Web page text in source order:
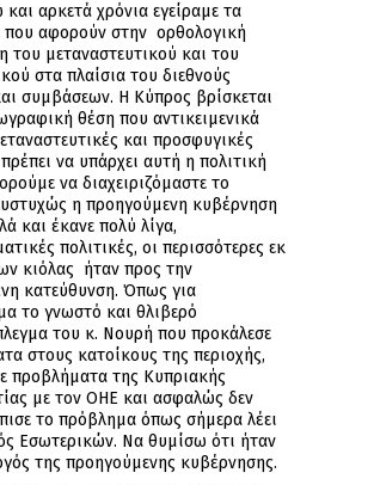
και αρκετά χρόνια εγείραμε τα
που αφορούν στην ορθολογική
του μεταναστευτικού και του
στα πλαίσια του διεθνούς
συμβάσεων. Η Κύπρος βρίσκεται
θέση που αντικειμενικά
και προσφυγικές
να υπάρχει αυτή η πολιτική
να διαχειριζόμαστε το
η προηγούμενη κυβέρνηση
και έκανε πολύ λίγα,
πολιτικές, οι περισσότερες εκ
κιόλας ήταν προς την
κατεύθυνση. Όπως για
το γνωστό και θλιβερό
του κ. Νουρή που προκάλεσε
στους κατοίκους της περιοχής,
προβλήματα της Κυπριακής
με τον ΟΗΕ και ασφαλώς δεν
το πρόβλημα όπως σήμερα λέει
Εσωτερικών. Να θυμίσω ότι ήταν
της προηγούμενης κυβέρνησης.